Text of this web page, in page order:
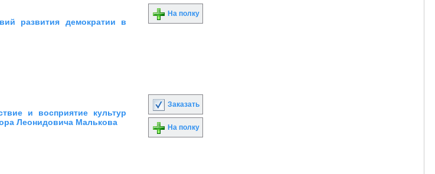
развития демократии в
На полку
и восприятие культур
Леонидовича Малькова
Заказать
На полку